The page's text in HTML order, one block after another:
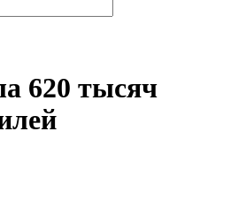
620 тысяч